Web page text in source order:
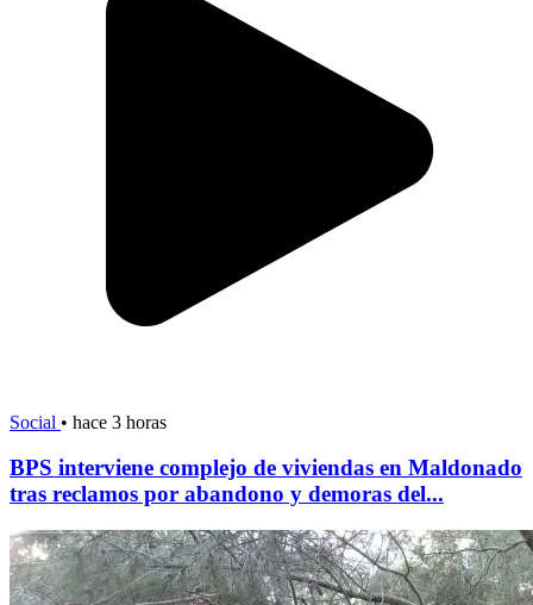
Social • hace 3 horas
BPS interviene complejo de viviendas en Maldonado
tras reclamos por abandono y demoras del...